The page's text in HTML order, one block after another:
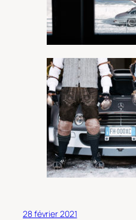
28 février 2021